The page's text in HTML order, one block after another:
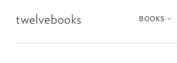
BOOKS